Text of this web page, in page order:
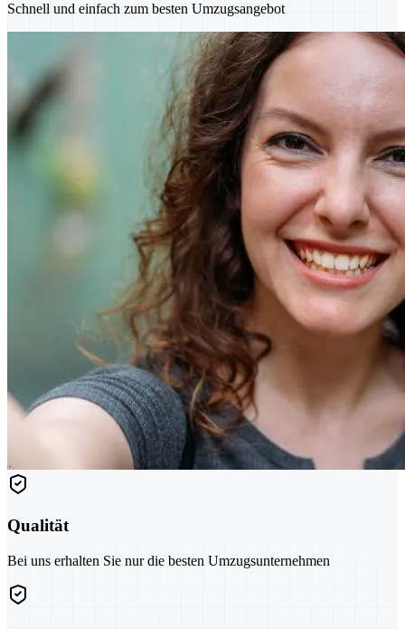
Schnell und einfach zum besten Umzugsangebot
Qualität
Bei uns erhalten Sie nur die besten Umzugsunternehmen